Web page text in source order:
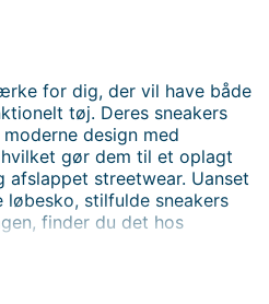
for dig, der vil have både
tøj. Deres sneakers
design med
gør dem til et oplagt
streetwear. Uanset
stilfulde sneakers
finder du det hos
- som sædvanlig til